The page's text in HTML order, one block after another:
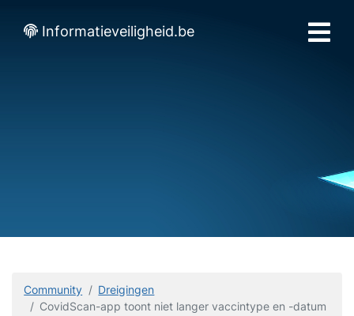
Informatieveiligheid.be
Community
Dreigingen
CovidScan-app toont niet langer vaccintype en -datum